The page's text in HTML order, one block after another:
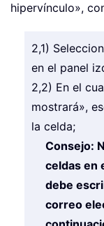
hipervínculo»,
2,1)
en el panel
2,2) En el
mostrará»,
la celda;
Consejo:
celdas en
debe
correo